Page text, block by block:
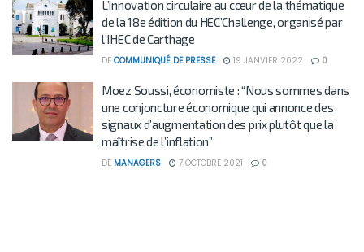
L’innovation circulaire au cœur de la thématique
de la 18e édition du HEC’Challenge, organisé par
l’IHEC de Carthage
DE COMMUNIQUÉ DE PRESSE 19 JANVIER 2022 0
Moez Soussi, économiste : “Nous sommes dans
une conjoncture économique qui annonce des
signaux d’augmentation des prix plutôt que la
maîtrise de l’inflation”
DE MANAGERS 7 OCTOBRE 2021 0